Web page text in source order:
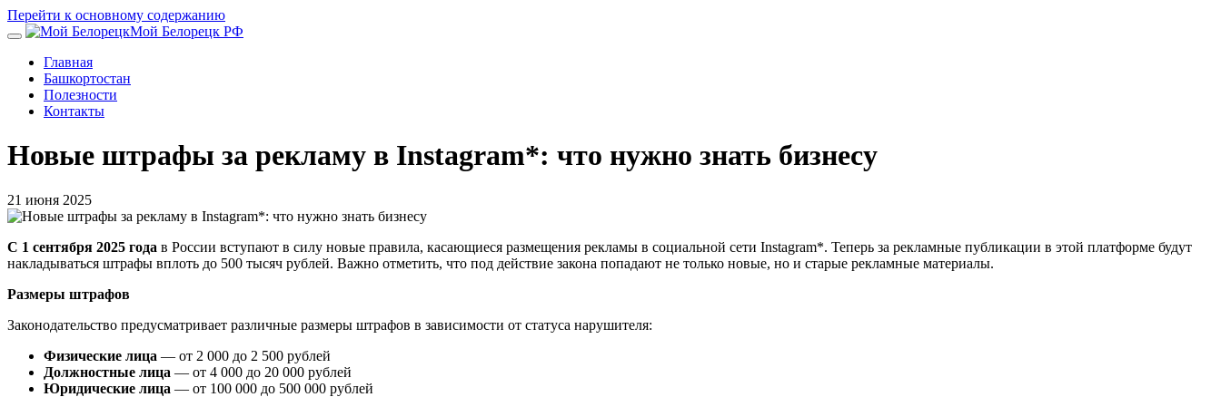
Перейти к основному содержанию
Мой Белорецк РФ
Главная
Башкортостан
Полезности
Контакты
Новые штрафы за рекламу в Instagram*: что нужно знать бизнесу
21 июня 2025
С 1 сентября 2025 года в России вступают в силу новые правила, касающиеся размещения рекламы в социальной сети Instagram*. Теперь за рекламные публикации в этой платформе будут
накладываться штрафы вплоть до 500 тысяч рублей. Важно отметить, что под действие закона попадают не только новые, но и старые рекламные материалы.
Размеры штрафов
Законодательство предусматривает различные размеры штрафов в зависимости от статуса нарушителя:
Физические лица — от 2 000 до 2 500 рублей
Должностные лица — от 4 000 до 20 000 рублей
Юридические лица — от 100 000 до 500 000 рублей